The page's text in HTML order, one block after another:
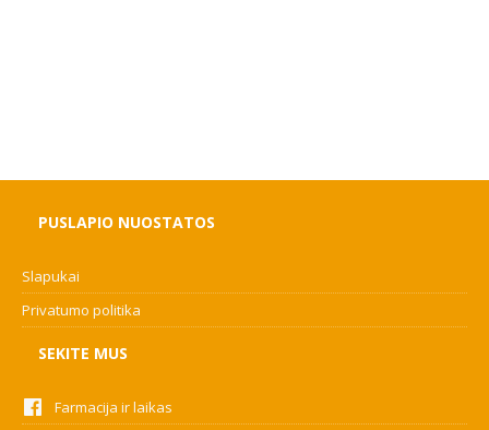
PUSLAPIO NUOSTATOS
Slapukai
Privatumo politika
SEKITE MUS
Farmacija ir laikas